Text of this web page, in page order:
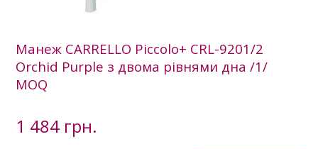
Манеж CARRELLO Piccolo+ CRL-9201/2
Orchid Purple з двома рівнями дна /1/
MOQ
1 484 грн.